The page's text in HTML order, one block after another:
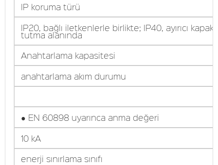
IP koruma türü
IP20, bağlı iletkenlerle birlikte; IP40, ayırıcı
tutma alanında
Anahtarlama kapasitesi
anahtarlama akım durumu
● EN 60898 uyarınca anma değeri
10 kA
enerji sınırlama sınıfı